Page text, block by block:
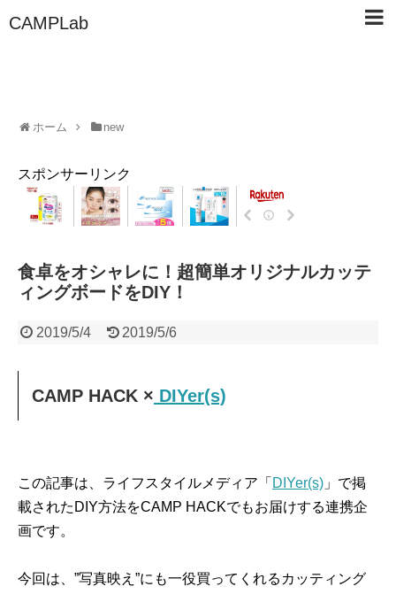
CAMPLab
ホーム new
スポンサーリンク
食卓をオシャレに！超簡単オリジナルカッテ
ィングボードをDIY！
2019/5/4 2019/5/6
CAMP HACK × DIYer(s)
この記事は、ライフスタイルメディア「 DIYer(s) 」で掲
載されたDIY方法をCAMP HACKでもお届けする連携企
画です。
今回は、”写真映え”にも一役買ってくれるカッティング